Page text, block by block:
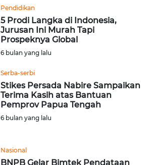
Pendidikan
5 Prodi Langka di Indonesia,
Jurusan Ini Murah Tapi
Prospeknya Global
6 bulan yang lalu
Serba-serbi
‎Stikes Persada Nabire Sampaikan
Terima Kasih atas Bantuan
Pemprov Papua Tengah
6 bulan yang lalu
Nasional
BNPB Gelar Bimtek Pendataan